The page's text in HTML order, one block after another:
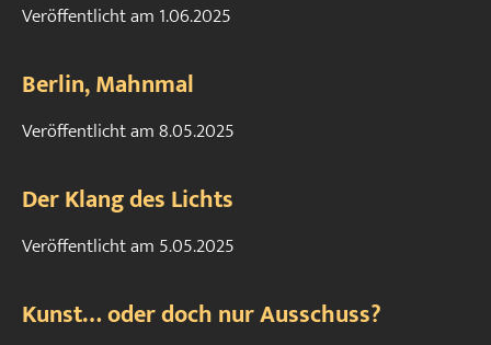
Veröffentlicht am 1.06.2025
Berlin, Mahnmal
Veröffentlicht am8.05.2025
Der Klang des Lichts
Veröffentlicht am 5.05.2025
Kunst… oder doch nur Ausschuss?